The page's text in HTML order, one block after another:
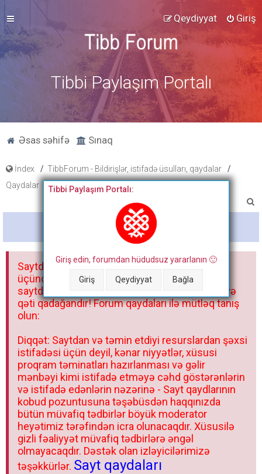
Giriş
Qeydiyyat
Tibbi Paylaşım Portalı
Əsas səhifə Sınaq
İndex
TibbForum - Bildirişlər, istifadə üsulları, qaydalar
Qaydalar
a
Bitdi
Tibbi Paylaşım Portalı:
Giriş edin, forumdan hüdudsuz yararlanın 🙂
Giriş Qeydiyyat Bağla
Saytdakı materiallar yalnız fərdi istifadəniz
üçündür. Materialları istisnasız heç bir qrupda,
saytda və sosial şəbəkədə paylaşmaq olmaz və
qəti qadağandır! Forum qaydaları ilə mütləq tanış
olun:
Diqqət: Saytdan və təmin etdiyi resurslardan şəxsi
istifadəsi üçün deyil, kənar niyyətlər, xüsusi
proqram təminatları hazırlanması və gəlir
mənbəyi kimi istifadə etməyə cəhd göstərənlərin
və istifadə edənlərin nəzərinə - Sayt qaydlarının
kobud pozuntusuna təşəbüsdən haqqınızda
bütün müvafiq tədbirlər böyük moderator
heyətimiz tərəfindən icra olunacaqdır. Xüsusilə
gizli fəaliyyət müvafiq tədbirlərə əngəl
olmayacaqdır. Dəstək olan izləyicilərimizə
təşəkkürlər. Sayt qaydaları